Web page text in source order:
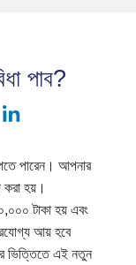
পাব?
পারেন। আপনার
করা হয়।
টাকা হয় এবং
আয় হবে
ভিত্তিতে এই নতুন